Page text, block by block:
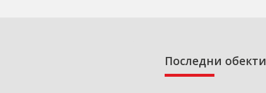
Последни обекти